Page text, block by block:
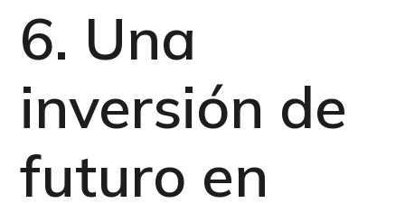
6. Una
inversión de
futuro en